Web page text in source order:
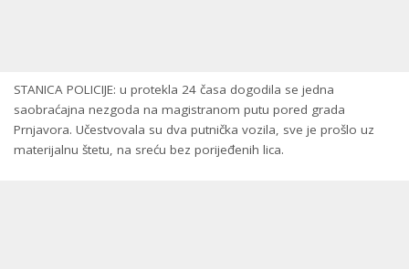
STANICA POLICIJE: u protekla 24 časa dogodila se jedna
saobraćajna nezgoda na magistranom putu pored grada
Prnjavora. Učestvovala su dva putnička vozila, sve je prošlo uz
materijalnu štetu, na sreću bez porijeđenih lica.